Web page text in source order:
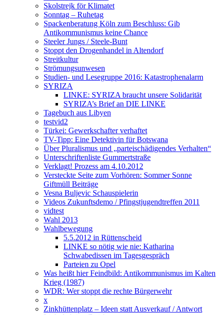
Skolstrejk för Klimatet
Sonntag – Ruhetag
Spackenberatung Köln zum Beschluss: Gib
Antikommunismus keine Chance
Steeler Jungs / Steele-Bunt
Stoppt den Drogenhandel in Altendorf
Streitkultur
Strömungsunwesen
Studien- und Lesegruppe 2016: Katastrophenalarm
SYRIZA
LINKE: SYRIZA braucht unsere Solidarität
SYRIZA’s Brief an DIE LINKE
Tagebuch aus Libyen
testvid2
Türkei: Gewerkschafter verhaftet
TV-Tipp: Eine Detektivin für Botswana
Über Pluralismus und „parteischädigendes Verhalten“
Unterschriftenliste Gummertstraße
Verklagt! Prozess am 4.10.2012
Versteckte Seite zum Vorhören: Sommer Sonne
Giftmüll Beiträge
Vesna Buljevic Schauspielerin
Videos Zukunftsdemo / Pfingstjugendtreffen 2011
vidtest
Wahl 2013
Wahlbewegung
5.5.2012 in Rüttenscheid
LINKE so nötig wie nie: Katharina
Schwabedissen im Tagesgespräch
Parteien zu Opel
Was heißt hier Feindbild: Antikommunismus im Kalten
Krieg (1987)
WDR: Wer stoppt die rechte Bürgerwehr
x
Zinkhüttenplatz – Ideen statt Ausverkauf / Antwort